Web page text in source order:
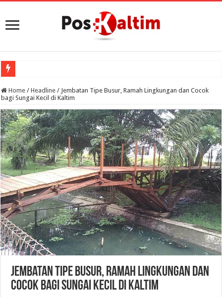
Home / Headline / Jembatan Tipe Busur, Ramah Lingkungan dan Cocok
bagi Sungai Kecil di Kaltim
Jembatan Tipe Busur, Ramah Lingkungan dan
Cocok bagi Sungai Kecil di Kaltim